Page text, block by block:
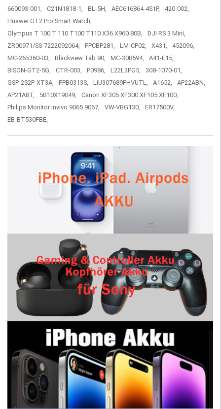
660093-001,
C21N1818-1, BL-5H, AEC616864-4S1P,
420-002,
Huawei GT2 Pro Smart Watch,
Olympus T 100 T 110 T100 T110 X36 X960 80B,
DJI RS 3 Mini,
ZR00971/SS-7222092064,
FPCBP281, LM-CP02, X431,
452096,
MC-265360-03,
Blackview Tab 90, MC-308594,
A41-E15,
BISON-GT2-5G,
CTR-003, P0986, L22L3PG5,
308-1070-01,
GSP-2S2P-XT3A,
FPB0313S, LiU307689PHVUTL, A1652,
AP22ABN,
AP21A8T,
5B10X19049,
Canon XF305 XF300 XF105 XF100,
Philips Monitor Invivo 9065 9067,
VW-VBG130,
ER17500V,
EB-BT530FBE,